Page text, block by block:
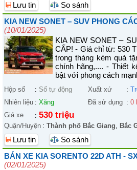
Lưu tin
So sánh
KIA NEW SONET – SUV PHONG
(10/01/2025)
KIA NEW SONET –
CẤP! - Giá chỉ từ: 530
trong tháng kèm quà
chính hãng,.... - Thiết
bật với phong cách
Hộp số : Số tự động Xuất xứ :
Nhiên liệu : Xăng Đã sử dụng : 0
Giá xe
: 530 triệu
Quận/Huyện : Thành phố Bắc Giang, Bắc
Lưu tin
So sánh
BÁN XE KIA SORENTO 22D ATH -
(02/01/2025)